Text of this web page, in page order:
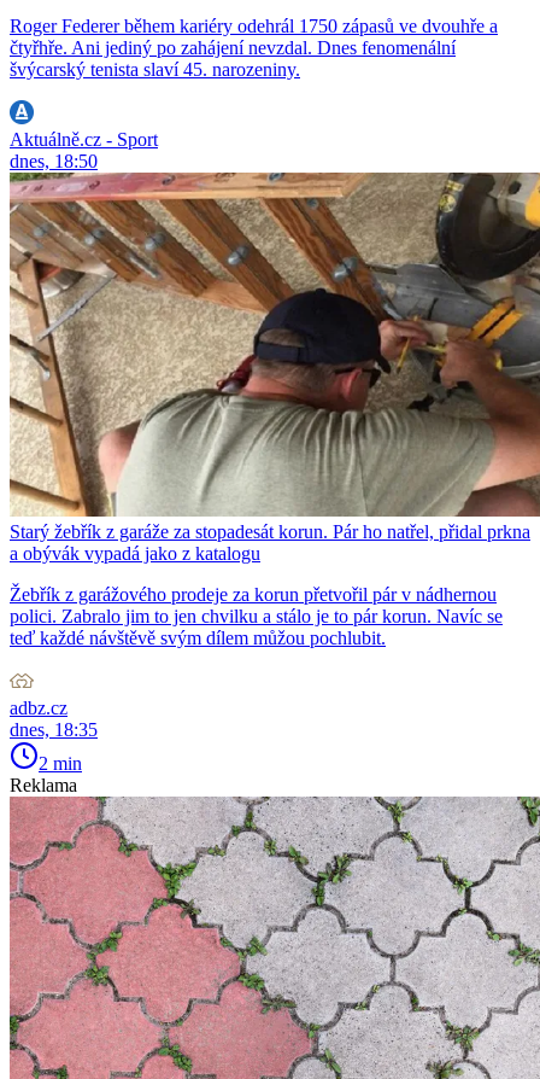
Roger Federer během kariéry odehrál 1750 zápasů ve dvouhře a
čtyřhře. Ani jediný po zahájení nevzdal. Dnes fenomenální
švýcarský tenista slaví 45. narozeniny.
Aktuálně.cz - Sport
dnes, 18:50
Starý žebřík z garáže za stopadesát korun. Pár ho natřel, přidal prkna
a obývák vypadá jako z katalogu
Žebřík z garážového prodeje za korun přetvořil pár v nádhernou
polici. Zabralo jim to jen chvilku a stálo je to pár korun. Navíc se
teď každé návštěvě svým dílem můžou pochlubit.
adbz.cz
dnes, 18:35
2 min
Reklama